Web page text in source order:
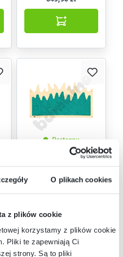
O plikach cookies
z plików cookie
korzystamy z plików cookie:
Pliki te zapewniają Ci
strony. Są to pliki
Dostępny
Cekinowa trawa
Kod produktu:356201